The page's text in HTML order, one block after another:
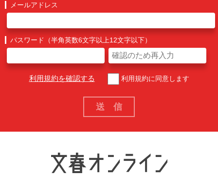
メールアドレス
パスワード（半角英数6文字以上12文字以下）
利用規約を確認する 利用規約に同意します